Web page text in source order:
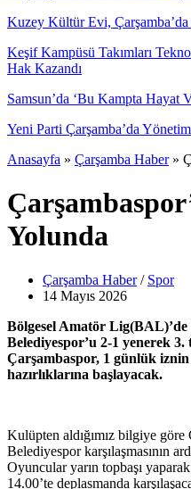
Anasayfa » Çarşamba Haber »
Yolunda
Çarşamba Haber/ Spor
14 Mayıs 2026
Bölgesel Amatör
Belediyespor’u 2-1 yenerek
Çarşambaspor, 1 günlük iznin
hazırlıklarına başlayacak.
Kulüpten aldığımız bilgiye göre
Belediyespor karşılaşmasının
Oyuncular yarın topbaşı
14.00’te deplasmanda